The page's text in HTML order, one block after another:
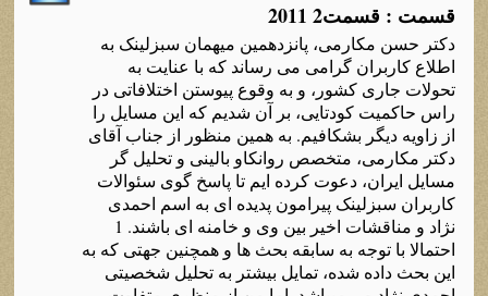
قسمت : قسمت2 2011
دکتر حسن مکارمی، پانزدهمین میهمان سبزلینک به
اطلاع کاربران گرامی می رساند که با عنایت به
تحولات جاری کشور، و به وقوع پیوستن اختلافاتی در
راس حاکمیت کودتایی، بر آن شدیم که این مسایل را
از زاویه دیگر بشکافیم. به همین منظور از جناب آقای
دکتر مکارمی، متخصص روانکاو بالینی و تحلیل گر
مسایل ایران، دعوت کرده ایم تا پاسخ گوی سئوالات
کاربران سبزلینک پیرامون پدیده ای به اسم احمدی
نژاد و مناقشات اخیر بین وی و خامنه ای باشند. 1
احتمالا با توجه به سابقه بحث ها و همچنین جهتی که به
این بحث داده شده، تمایل بیشتر به تحلیل شخصیتی